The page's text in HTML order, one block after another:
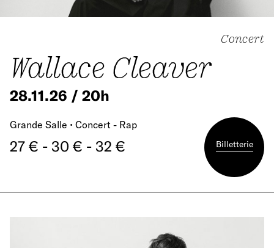
Concert
Wallace Cleaver
28.11.26 / 20h
Grande Salle • Concert - Rap
27 € - 30 € - 32 € Billetterie